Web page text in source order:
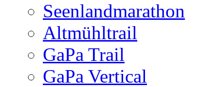
Seenlandmarathon
Altmühltrail
GaPa Trail
GaPa Vertical